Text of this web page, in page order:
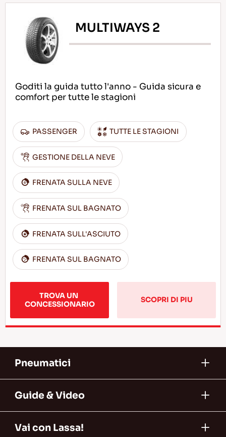
MULTIWAYS 2
Goditi la guida tutto l'anno - Guida sicura e
comfort per tutte le stagioni
PASSENGER TUTTE LE STAGIONI
GESTIONE DELLA NEVE
FRENATA SULLA NEVE
FRENATA SUL BAGNATO
FRENATA SULL'ASCIUTO
FRENATA SUL BAGNATO
TROVA UN
CONCESSIONARIO
SCOPRI DI PIU
Pneumatici
Guide & Video
Vai con Lassa!